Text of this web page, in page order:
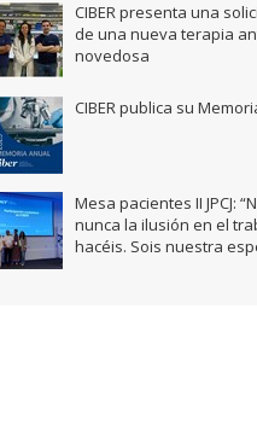
CIBER presenta una
de una nueva terapia
novedosa
CIBER publica su
Mesa pacientes II JPCJ:
nunca la ilusión en el
hacéis. Sois nuestra